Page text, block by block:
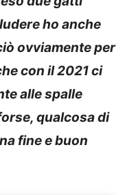
ho anche
ovviamente per
con il 2021 ci
alle spalle
qualcosa di
fine e buon